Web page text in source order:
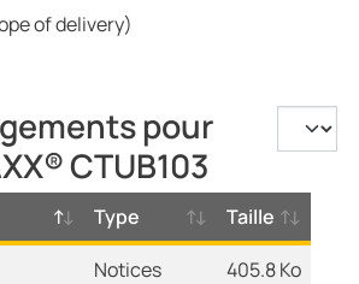
of delivery)
pour
CTUB103
Type
Taille
Notices
405.8 Ko